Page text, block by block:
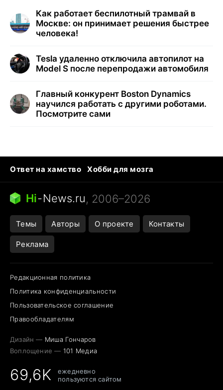
Как работает беспилотный трамвай в
Москве: он принимает решения быстрее
человека!
Tesla удаленно отключила автопилот на
Model S после перепродажи автомобиля
Главный конкурент Boston Dynamics
научился работать с другими роботами.
Посмотрите сами
Ответ на хамство
Хобби для мозга
Бензин 100 vs 95
Тунцы в океанариуме
Следующая пандемия
Hi-News.ru, 2006–2026
Темы Авторы О проекте Контакты
Реклама
Редакционная политика
Политика конфиденциальности
Пользовательское соглашение
Правообладателям
Дизайн — Миша Гончаров
Воплощение — 101 Медиа
69,6K
ежедневно
пользуются сайтом